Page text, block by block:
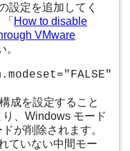
設定を追加してく
How to disable
VMware
成を設定すること
、Windows モード
が削除されます。
ていない中間モー